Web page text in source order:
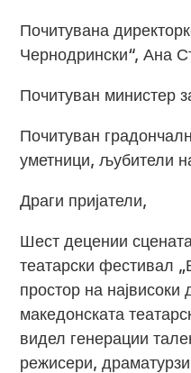
Почитувана
Чернодрински“, Ана
Почитуван министер
Почитуван
уметници, љубители
Драги пријатели,
Шест децении
театарски фестивал
простор на највисоки
македонската
видел генерации
режисери,